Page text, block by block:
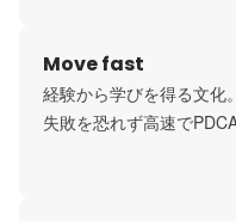
Move fast
経験から学びを得る文化。
失敗を恐れず高速で